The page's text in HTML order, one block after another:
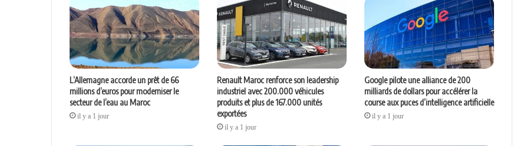
L’Allemagne accorde un prêt de 66
millions d’euros pour moderniser le
secteur de l’eau au Maroc
il y a 1 jour
Renault Maroc renforce son leadership
industriel avec 200.000 véhicules
produits et plus de 167.000 unités
exportées
il y a 1 jour
Google pilote une alliance de 200
milliards de dollars pour accélérer la
course aux puces d’intelligence artificielle
il y a 1 jour